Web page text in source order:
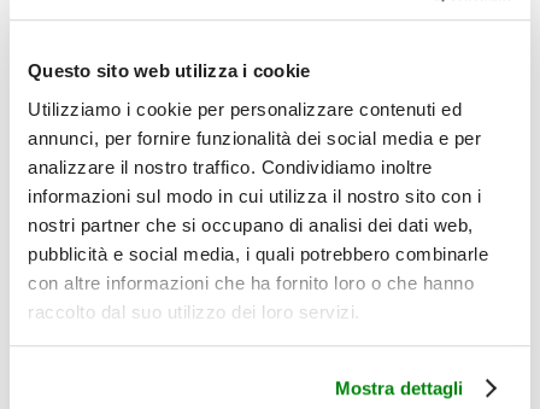
Questo sito web utilizza i cookie
Utilizziamo i cookie per personalizzare contenuti ed
annunci, per fornire funzionalità dei social media e per
analizzare il nostro traffico. Condividiamo inoltre
informazioni sul modo in cui utilizza il nostro sito con i
nostri partner che si occupano di analisi dei dati web,
pubblicità e social media, i quali potrebbero combinarle
con altre informazioni che ha fornito loro o che hanno
raccolto dal suo utilizzo dei loro servizi.
Mostra dettagli
Rubino intenso e avvolgente, Cielo fresco e luminoso. La
collezione comprende anche il completo lenzuola
matrimoniale coordinato, disponibile separatamente, per
costruire il letto attraverso abbinamenti tono su tono o
contrasti cromatici.
Il set comprende:
1 copripiumino matrimoniale 250x240 cm con patella + 1
lenzuolo sotto con angoli 180x200x30 cm + 2 federe 50x80
Dettagli:
Lenzuolo sotto con angoli: 180x200x30 cm